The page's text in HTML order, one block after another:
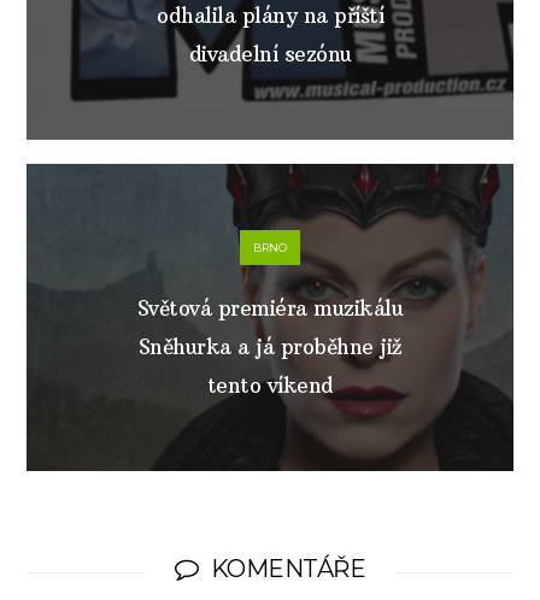
odhalila plány na příští
divadelní sezónu
BRNO
Světová premiéra muzikálu
Sněhurka a já proběhne již
tento víkend
KOMENTÁŘE